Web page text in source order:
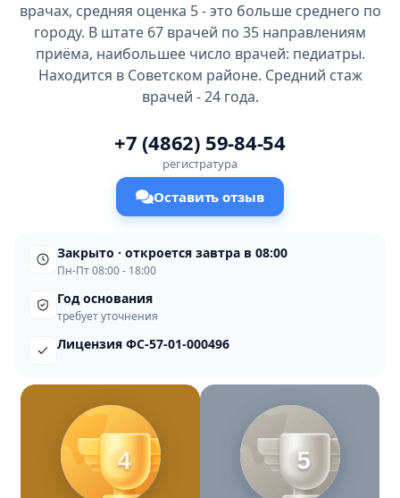
врачах, средняя оценка 5 - это больше среднего по
городу. В штате 67 врачей по 35 направлениям
приёма, наибольшее число врачей: педиатры.
Находится в Советском районе. Средний стаж
врачей - 24 года.
+7 (4862) 59-84-54
регистратура
Оставить отзыв
Закрыто · откроется завтра в 08:00
Пн-Пт 08:00 - 18:00
Год основания
требует уточнения
Лицензия ФС-57-01-000496
4 5